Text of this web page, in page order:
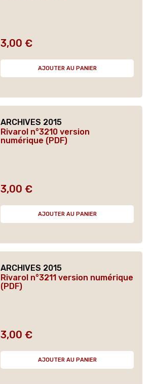
Prix
3,00 €
AJOUTER AU PANIER
ARCHIVES 2015
Rivarol n°3210 version
numérique (PDF)
Prix
3,00 €
AJOUTER AU PANIER
ARCHIVES 2015
Rivarol n°3211 version numérique
(PDF)
Prix
3,00 €
AJOUTER AU PANIER